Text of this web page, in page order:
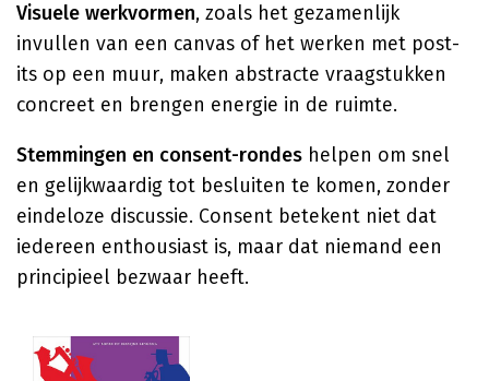
Visuele werkvormen, zoals het gezamenlijk
invullen van een canvas of het werken met post-
its op een muur, maken abstracte vraagstukken
concreet en brengen energie in de ruimte.
Stemmingen en consent-rondes helpen om snel
en gelijkwaardig tot besluiten te komen, zonder
eindeloze discussie. Consent betekent niet dat
iedereen enthousiast is, maar dat niemand een
principieel bezwaar heeft.